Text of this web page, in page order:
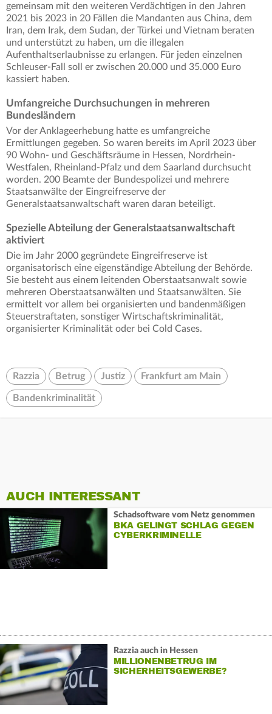
gemeinsam mit den weiteren Verdächtigen in den Jahren
2021 bis 2023 in 20 Fällen die Mandanten aus China, dem
Iran, dem Irak, dem Sudan, der Türkei und Vietnam beraten
und unterstützt zu haben, um die illegalen
Aufenthaltserlaubnisse zu erlangen. Für jeden einzelnen
Schleuser-Fall soll er zwischen 20.000 und 35.000 Euro
kassiert haben.
Umfangreiche Durchsuchungen in mehreren
Bundesländern
Vor der Anklageerhebung hatte es umfangreiche
Ermittlungen gegeben. So waren bereits im April 2023 über
90 Wohn- und Geschäftsräume in Hessen, Nordrhein-
Westfalen, Rheinland-Pfalz und dem Saarland durchsucht
worden. 200 Beamte der Bundespolizei und mehrere
Staatsanwälte der Eingreifreserve der
Generalstaatsanwaltschaft waren daran beteiligt.
Spezielle Abteilung der Generalstaatsanwaltschaft
aktiviert
Die im Jahr 2000 gegründete Eingreifreserve ist
organisatorisch eine eigenständige Abteilung der Behörde.
Sie besteht aus einem leitenden Oberstaatsanwalt sowie
mehreren Oberstaatsanwälten und Staatsanwälten. Sie
ermittelt vor allem bei organisierten und bandenmäßigen
Steuerstraftaten, sonstiger Wirtschaftskriminalität,
organisierter Kriminalität oder bei Cold Cases.
Razzia Betrug Justiz Frankfurt am Main
Bandenkriminalität
AUCH INTERESSANT
Schadsoftware vom Netz genommen
BKA GELINGT SCHLAG GEGEN
CYBERKRIMINELLE
Razzia auch in Hessen
MILLIONENBETRUG IM
SICHERHEITSGEWERBE?